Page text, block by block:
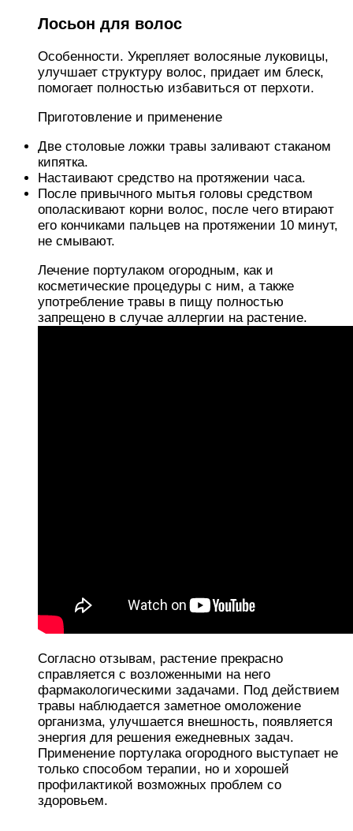
Лосьон для волос
Особенности. Укрепляет волосяные луковицы,
улучшает структуру волос, придает им блеск,
помогает полностью избавиться от перхоти.
Приготовление и применение
Две столовые ложки травы заливают стаканом
кипятка.
Настаивают средство на протяжении часа.
После привычного мытья головы средством
ополаскивают корни волос, после чего втирают
его кончиками пальцев на протяжении 10 минут,
не смывают.
Лечение портулаком огородным, как и
косметические процедуры с ним, а также
употребление травы в пищу полностью
запрещено в случае аллергии на растение.
Согласно отзывам, растение прекрасно
справляется с возложенными на него
фармакологическими задачами. Под действием
травы наблюдается заметное омоложение
организма, улучшается внешность, появляется
энергия для решения ежедневных задач.
Применение портулака огородного выступает не
только способом терапии, но и хорошей
профилактикой возможных проблем со
здоровьем.